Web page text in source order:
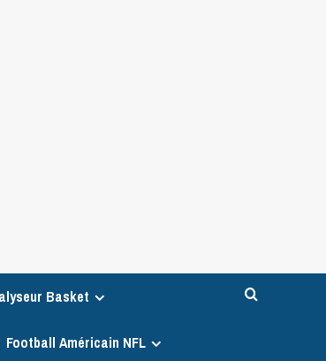
Basket
Football Américain NFL